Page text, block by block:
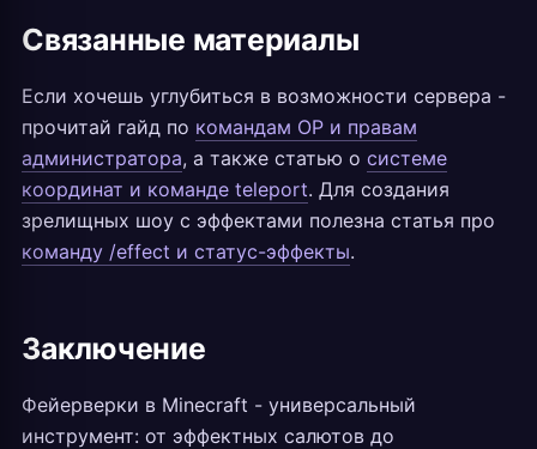
Связанные материалы
Если хочешь углубиться в возможности сервера -
прочитай гайд по командам OP и правам
администратора, а также статью о системе
координат и команде teleport. Для создания
зрелищных шоу с эффектами полезна статья про
команду /effect и статус-эффекты.
Заключение
Фейерверки в Minecraft - универсальный
инструмент: от эффектных салютов до